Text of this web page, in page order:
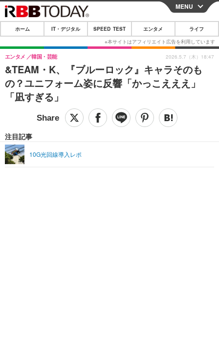
CLOSE
ホーム
IT・デジタル
IT・デジタルTOP スマートフォン
ネタ
ショッピング その他
SPEED TEST
エンタメ
エンタメTOP 映画・ドラマ
音楽
ペット
リリース一覧
プッシュ通知の停止方法
MENU
ホーム IT・デジタル SPEED TEST エンタメ ライフ
&TEAM・K、『ブルーロック』キャラそのも
の？ユニフォーム姿に反響「かっこえええ」
「凪すぎる」
エンタメ 韓国・芸能
注目記事
10G光回線導入レポ
2026.5.7（木）18:47